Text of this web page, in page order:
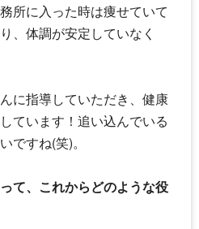
所に入った時は痩せていて
、体調が安定していなく
に指導していただき、健康
ています！追い込んでいる
ですね(笑)。
て、これからどのような役